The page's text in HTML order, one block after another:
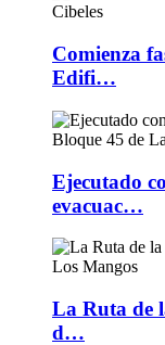
Comienza
Edifi…
Ejecutado
evacuac…
La Ruta de
d…